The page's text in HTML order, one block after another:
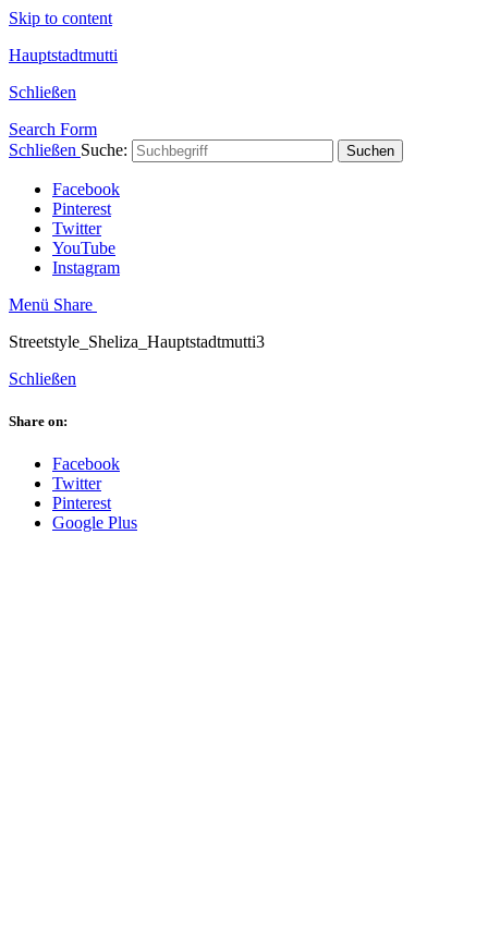
Skip to content
Hauptstadtmutti
Schließen
Search Form
Schließen Suche: Suchen
Facebook
Pinterest
Twitter
YouTube
Instagram
Menü Share
Streetstyle_Sheliza_Hauptstadtmutti3
Schließen
Share on:
Facebook
Twitter
Pinterest
Google Plus